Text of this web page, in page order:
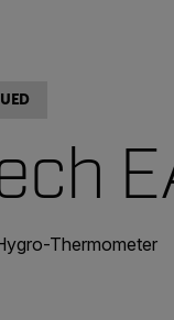
Thermometer